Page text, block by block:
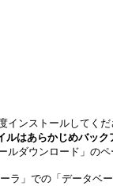
インストールしてく
ルはあらかじめバック
ダウンロード」のペ
ラ」での「データベ